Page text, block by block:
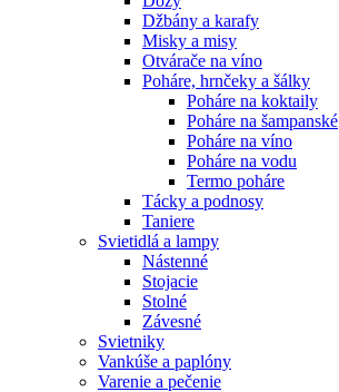
Džbány a karafy
Misky a misy
Otvárače na víno
Poháre, hrnčeky a šálky
Poháre na koktaily
Poháre na šampanské
Poháre na víno
Poháre na vodu
Termo poháre
Tácky a podnosy
Taniere
Svietidlá a lampy
Nástenné
Stojacie
Stolné
Závesné
Svietniky
Vankúše a paplóny
Varenie a pečenie